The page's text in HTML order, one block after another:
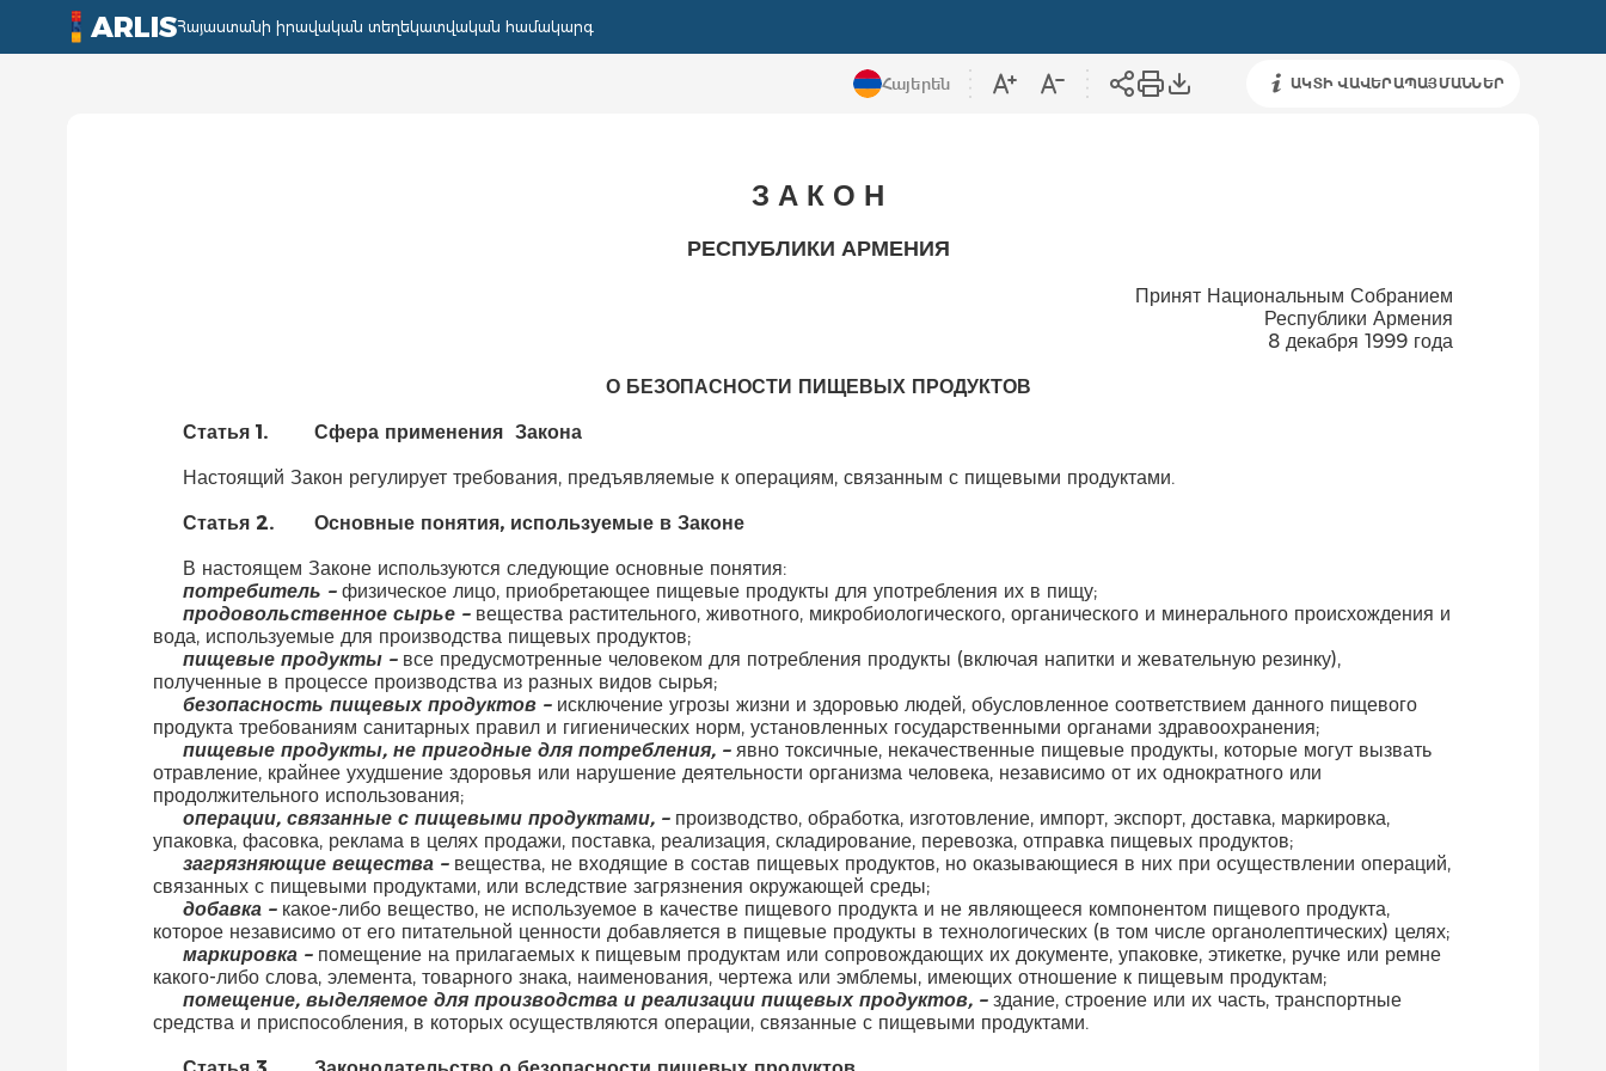
ARLISՀայաստանի իրավական տեղեկատվական համակարգ
Հայերեն ԱԿՏԻ ՎԱՎԵՐԱՊԱՅՄԱՆՆԵՐ
З А К О Н
РЕСПУБЛИКИ АРМЕНИЯ
Принят Национальным Собранием
Республики Армения
8 декабря 1999 года
О БЕЗОПАСНОСТИ ПИЩЕВЫХ ПРОДУКТОВ
Статья 1.
Сфера применения Закона
Настоящий Закон регулирует требования, предъявляемые к операциям, связанным с пищевыми продуктами.
Статья 2.
Основные понятия, используемые в Законе
В настоящем Законе используются следующие основные понятия:
потребитель – физическое лицо, приобретающее пищевые продукты для употребления их в пищу;
продовольственное сырье –вещества растительного, животного, микробиологического, органического и минерального происхождения и
вода, используемые для производства пищевых продуктов;
пищевые продукты – все предусмотренные человеком для потребления продукты (включая напитки и жевательную резинку),
полученные в процессе производства из разных видов сырья;
безопасность пищевых продуктов – исключение угрозы жизни и здоровью людей, обусловленное соответствием данного пищевого
продукта требованиям санитарных правил и гигиенических норм, установленных государственными органами здравоохранения;
пищевые продукты, не пригодные для потребления, – явно токсичные, некачественные пищевые продукты, которые могут вызвать
отравление, крайнее ухудшение здоровья или нарушение деятельности организма человека, независимо от их однократного или
продолжительного использования;
операции, связанные с пищевыми продуктами, – производство, обработка, изготовление, импорт, экспорт, доставка, маркировка,
упаковка, фасовка, реклама в целях продажи, поставка, реализация, складирование, перевозка, отправка пищевых продуктов;
загрязняющие вещества – вещества, не входящие в состав пищевых продуктов, но оказывающиеся в них при осуществлении операций,
связанных с пищевыми продуктами, или вследствие загрязнения окружающей среды;
добавка – какое-либо вещество, не используемое в качестве пищевого продукта и не являющееся компонентом пищевого продукта,
которое независимо от его питательной ценности добавляется в пищевые продукты в технологических (в том числе органолептических) целях;
маркировка – помещение на прилагаемых к пищевым продуктам или сопровождающих их документе, упаковке, этикетке, ручке или ремне
какого-либо слова, элемента, товарного знака, наименования, чертежа или эмблемы, имеющих отношение к пищевым продуктам;
помещение, выделяемое для производства и реализации пищевых продуктов, – здание, строение или их часть, транспортные
средства и приспособления, в которых осуществляются операции, связанные с пищевыми продуктами.